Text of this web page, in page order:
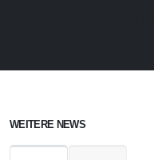
WEITERE NEWS